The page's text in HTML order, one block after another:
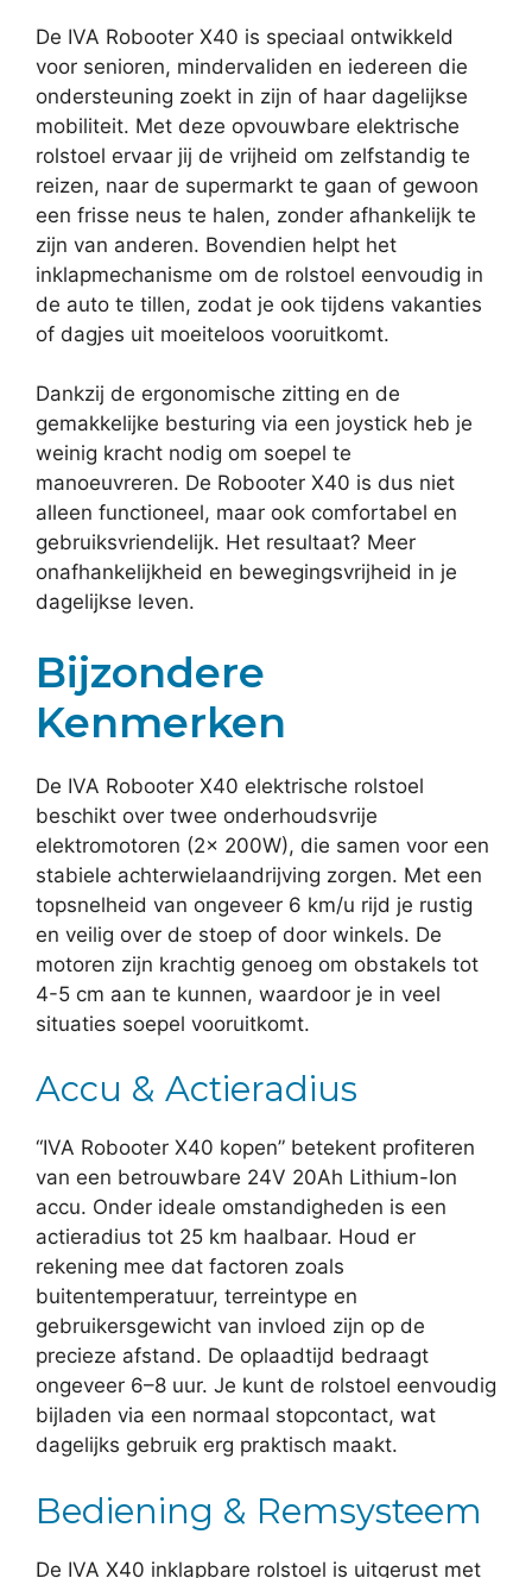
De IVA Robooter X40 is speciaal ontwikkeld
voor senioren, mindervaliden en iedereen die
ondersteuning zoekt in zijn of haar dagelijkse
mobiliteit. Met deze opvouwbare elektrische
rolstoel ervaar jij de vrijheid om zelfstandig te
reizen, naar de supermarkt te gaan of gewoon
een frisse neus te halen, zonder afhankelijk te
zijn van anderen. Bovendien helpt het
inklapmechanisme om de rolstoel eenvoudig in
de auto te tillen, zodat je ook tijdens vakanties
of dagjes uit moeiteloos vooruitkomt.
Dankzij de ergonomische zitting en de
gemakkelijke besturing via een joystick heb je
weinig kracht nodig om soepel te
manoeuvreren. De Robooter X40 is dus niet
alleen functioneel, maar ook comfortabel en
gebruiksvriendelijk. Het resultaat? Meer
onafhankelijkheid en bewegingsvrijheid in je
dagelijkse leven.
Bijzondere
Kenmerken
De IVA Robooter X40 elektrische rolstoel
beschikt over twee onderhoudsvrije
elektromotoren (2× 200W), die samen voor een
stabiele achterwielaandrijving zorgen. Met een
topsnelheid van ongeveer 6 km/u rijd je rustig
en veilig over de stoep of door winkels. De
motoren zijn krachtig genoeg om obstakels tot
4-5 cm aan te kunnen, waardoor je in veel
situaties soepel vooruitkomt.
Accu & Actieradius
“IVA Robooter X40 kopen” betekent profiteren
van een betrouwbare 24V 20Ah Lithium-Ion
accu. Onder ideale omstandigheden is een
actieradius tot 25 km haalbaar. Houd er
rekening mee dat factoren zoals
buitentemperatuur, terreintype en
gebruikersgewicht van invloed zijn op de
precieze afstand. De oplaadtijd bedraagt
ongeveer 6–8 uur. Je kunt de rolstoel eenvoudig
bijladen via een normaal stopcontact, wat
dagelijks gebruik erg praktisch maakt.
Bediening & Remsysteem
De IVA X40 inklapbare rolstoel is uitgerust met